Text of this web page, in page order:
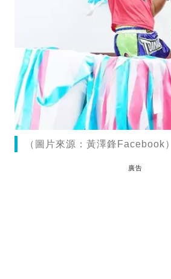
（圖片來源：黃澤鋒Facebook）
廣告